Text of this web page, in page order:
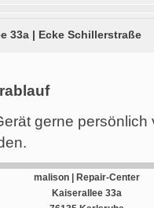
33a | Ecke Schillerstraße
gerne
malison | Repair-Center
Kaiserallee 33a